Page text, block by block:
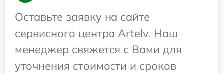
Оставьте заявку на сайте
сервисного центра Artelv. Наш
менеджер свяжется с Вами для
уточнения стоимости и сроков